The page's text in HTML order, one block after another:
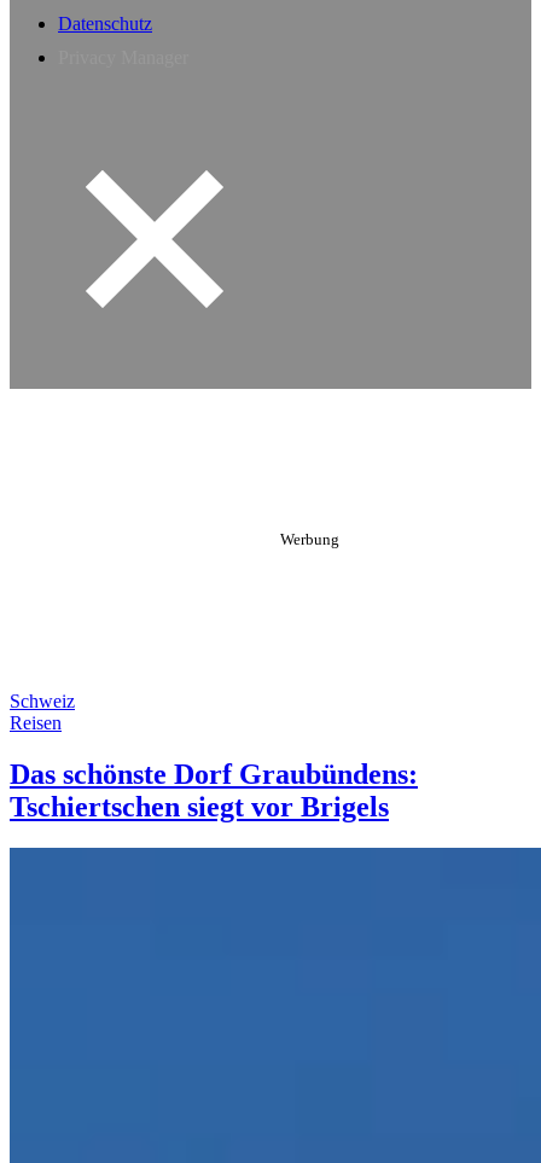
Datenschutz
Schweiz
Reisen
Das schönste Dorf Graubündens:
Tschiertschen siegt vor Brigels